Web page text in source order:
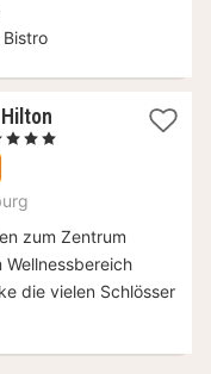
Sterne
zum Zentrum
Wellnessbereich
die vielen Schlösser